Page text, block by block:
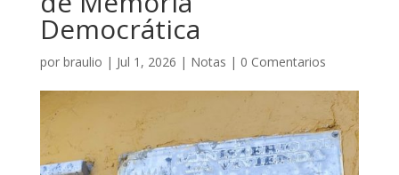
Democrática
por braulio | Jul 1, 2026 | Notas | 0 Comentarios